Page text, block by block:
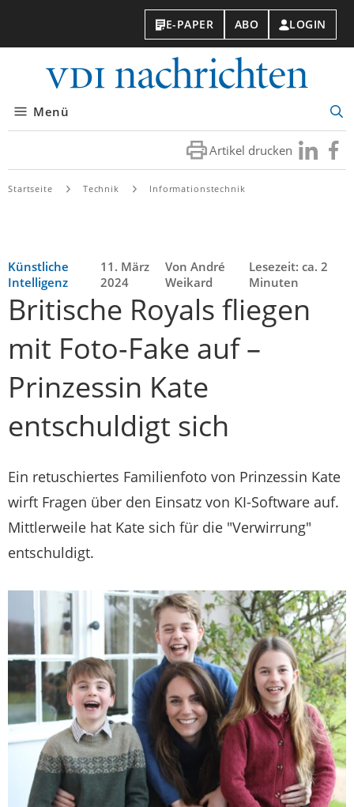
E-PAPER ABO LOGIN
Menü
Artikel drucken Besuchen
Sie
Sie
Startseite Technik Informationstechnik
Künstliche
Intelligenz
11. März
2024
Von André
Weikard
Lesezeit: ca. 2
Minuten
Britische Royals fliegen
mit Foto-Fake auf –
Prinzessin Kate
entschuldigt sich
Ein retuschiertes Familienfoto von Prinzessin Kate
wirft Fragen über den Einsatz von KI-Software auf.
Mittlerweile hat Kate sich für die "Verwirrung"
entschuldigt.